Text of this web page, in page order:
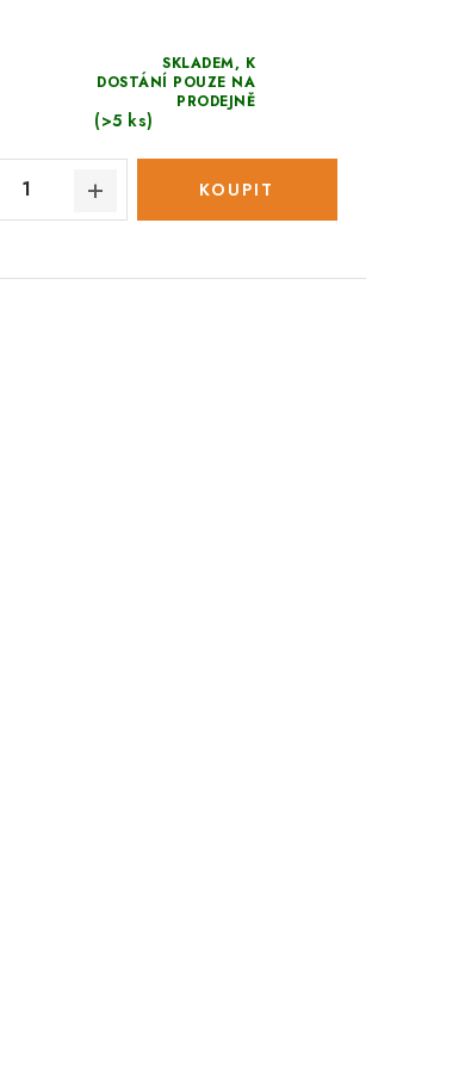
SKLADEM, K
DOSTÁNÍ POUZE NA
PRODEJNĚ
(>5 ks)